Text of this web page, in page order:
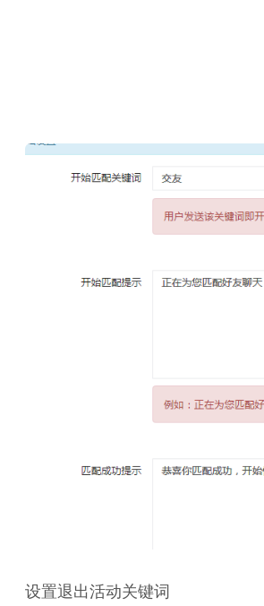
设置退出活动关键词